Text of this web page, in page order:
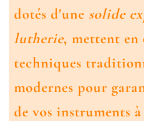
dotés d'une solide
lutherie, mettent en
techniques
modernes pour
de vos instruments à